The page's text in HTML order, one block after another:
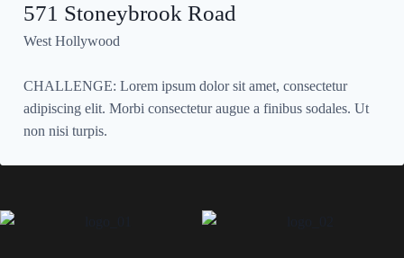
571 Stoneybrook Road
West Hollywood
CHALLENGE: Lorem ipsum dolor sit amet, consectetur
adipiscing elit. Morbi consectetur augue a finibus sodales. Ut
non nisi turpis.